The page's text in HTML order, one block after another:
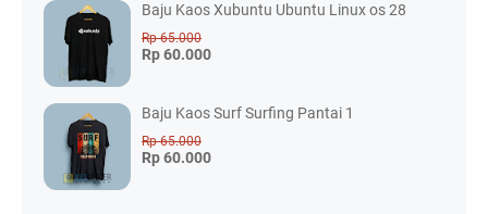
Baju Kaos Xubuntu Ubuntu Linux os 28
Rp 65.000
Rp 60.000
Baju Kaos Surf Surfing Pantai 1
Rp 65.000
Rp 60.000